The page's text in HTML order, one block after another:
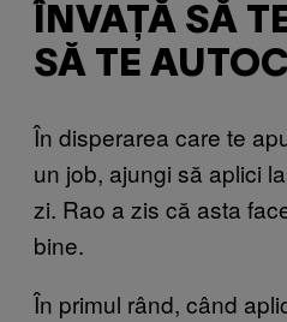
ÎNVAȚĂ SĂ
SĂ TE
În disperarea care te
un job, ajungi să aplici
zi. Rao a zis că asta
bine.
În primul rând, când